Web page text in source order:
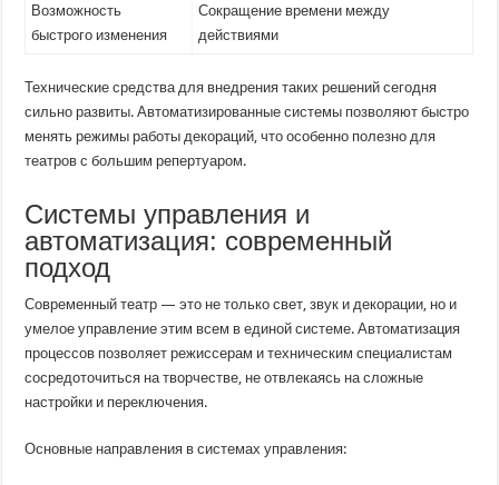
Возможность
быстрого изменения
Сокращение времени между
действиями
Технические средства для внедрения таких решений сегодня
сильно развиты. Автоматизированные системы позволяют быстро
менять режимы работы декораций, что особенно полезно для
театров с большим репертуаром.
Системы управления и
автоматизация: современный
подход
Современный театр — это не только свет, звук и декорации, но и
умелое управление этим всем в единой системе. Автоматизация
процессов позволяет режиссерам и техническим специалистам
сосредоточиться на творчестве, не отвлекаясь на сложные
настройки и переключения.
Основные направления в системах управления: